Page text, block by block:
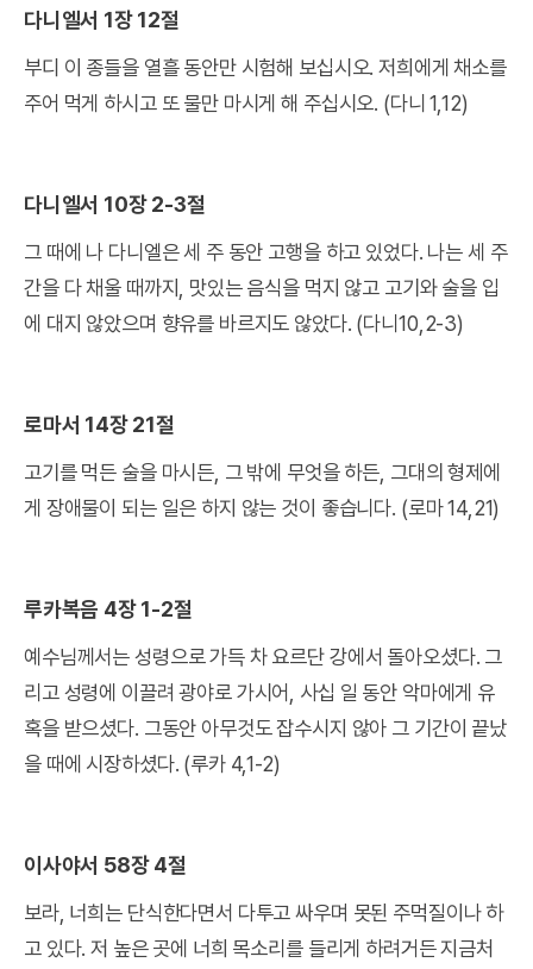
다니엘서 1장 12절
부디 이 종들을 열흘 동안만 시험해 보십시오. 저희에게 채소를
주어 먹게 하시고 또 물만 마시게 해 주십시오. (다니 1,12)
다니엘서 10장 2-3절
그 때에 나 다니엘은 세 주 동안 고행을 하고 있었다. 나는 세 주
간을 다 채울 때까지, 맛있는 음식을 먹지 않고 고기와 술을 입
에 대지 않았으며 향유를 바르지도 않았다. (다니10,2-3)
로마서 14장 21절
고기를 먹든 술을 마시든, 그 밖에 무엇을 하든, 그대의 형제에
게 장애물이 되는 일은 하지 않는 것이 좋습니다. (로마 14,21)
루카복음 4장 1-2절
예수님께서는 성령으로 가득 차 요르단 강에서 돌아오셨다. 그
리고 성령에 이끌려 광야로 가시어, 사십 일 동안 악마에게 유
혹을 받으셨다. 그동안 아무것도 잡수시지 않아 그 기간이 끝났
을 때에 시장하셨다. (루카 4,1-2)
이사야서 58장 4절
보라, 너희는 단식한다면서 다투고 싸우며 못된 주먹질이나 하
고 있다. 저 높은 곳에 너희 목소리를 들리게 하려거든 지금처